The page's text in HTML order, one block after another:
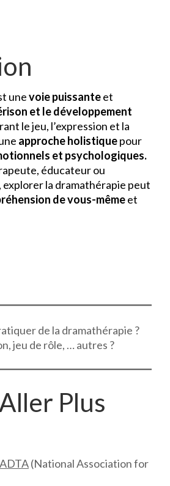
unevoie puissanteet
et le développement
le jeu, l’expression et la
approche holistiquepour
et psychologiques.
éducateur ou
la dramathérapie peut
de vous-mêmeet
de la dramathérapie ?
jeu de rôle, … autres ?
Plus
(National Association for